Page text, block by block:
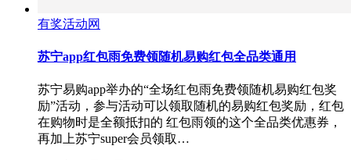
有奖活动网
苏宁app红包雨免费领随机易购红包全品类通用
苏宁易购app举办的“全场红包雨免费领随机易购红包奖
励”活动，参与活动可以领取随机的易购红包奖励，红包
在购物时是全额抵扣的 红包雨领的这个全品类优惠券，
再加上苏宁super会员领取…